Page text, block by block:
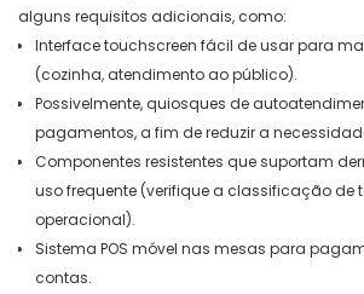
alguns requisitos adicionais, como:
Interface touchscreen fácil de usar para
(cozinha, atendimento ao público).
Possivelmente, quiosques de
pagamentos, a fim de reduzir a
Componentes resistentes que suportam
uso frequente (verifique a classificação de
operacional).
Sistema POS móvel nas mesas para
contas.